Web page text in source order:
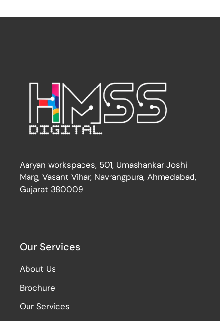
Aaryan workspaces, 501, Umashankar Joshi
Marg, Vasant Vihar, Navrangpura, Ahmedabad,
Gujarat 380009
Our Services
About Us
Brochure
Our Services